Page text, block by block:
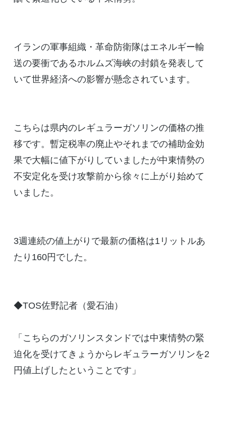
イランの軍事組織・革命防衛隊はエネルギー輸
送の要衝であるホルムズ海峡の封鎖を発表して
いて世界経済への影響が懸念されています。
こちらは県内のレギュラーガソリンの価格の推
移です。暫定税率の廃止やそれまでの補助金効
果で大幅に値下がりしていましたが中東情勢の
不安定化を受け攻撃前から徐々に上がり始めて
いました。
3週連続の値上がりで最新の価格は1リットルあ
たり160円でした。
◆TOS佐野記者（愛石油）
「こちらのガソリンスタンドでは中東情勢の緊
迫化を受けてきょうからレギュラーガソリンを2
円値上げしたということです」